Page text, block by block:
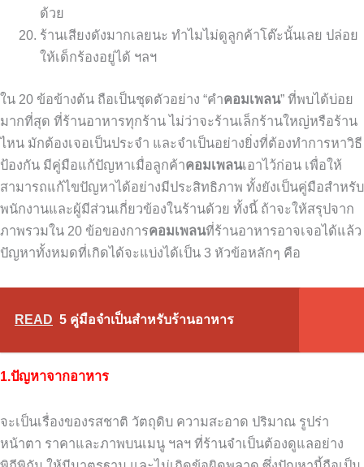
ด้วย
ร้านเสียงดังมากเลยนะ ทำไมไม่ดูลูกค้าโต๊ะนั้นเลย ปล่อย
ให้เด็กร้องอยู่ได้ ฯลฯ
ใน 20 ข้อข้างต้น ถือเป็นชุดตัวอย่าง “คำคอมเพลน” ที่พบได้บ่อย
มากที่สุด ที่ร้านอาหารทุกร้าน ไม่ว่าจะร้านเล็กร้านใหญ่หรือร้าน
ไหน มักต้องเจอเป็นประจำ และจำเป็นอย่างยิ่งที่ต้องทำการหาวิธี
ป้องกัน มีคู่มือแก้ปัญหาเมื่อลูกค้าคอมเพลนเอาไว้ก่อน เพื่อให้
สามารถแก้ไขปัญหาได้อย่างมีประสิทธิภาพ ทั้งยังเป็นคู่มือสำหรับ
พนักงานและผู้มีส่วนเกี่ยวข้องในร้านด้วย ทั้งนี้ ถ้าจะให้สรุปจาก
ภาพรวมใน 20 ข้อของการคอมเพลนที่ร้านอาหารอาจเจอได้แล้ว
ปัญหาทั้งหมดที่เกิดได้จะแบ่งได้เป็น 3 หัวข้อหลักๆ คือ
READ 5 คู่มือจำเป็นสำหรับร้านอาหาร
1.ปัญหาจากอาหาร
จะเป็นเรื่องของรสชาติ วัตถุดิบ ความสะอาด ปริมาณ รูปร่า
หน้าตา ราคาและภาพบนเมนู ฯลฯ ที่ร้านจำเป็นต้องดูแลอย่าง